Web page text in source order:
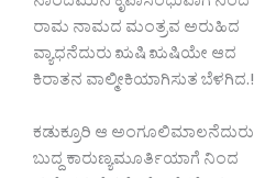
ರಾಮ ನಾಮದ ಮಂತ್ರವ ಅರುಹಿದ
ವ್ಯಾಧನೆದುರು ಋಷಿ ಋಷಿಯೇ ಆದ
ಕಿರಾತನ ವಾಲ್ಮೀಕಿಯಾಗಿಸುತ ಬೆಳಗಿದ.!
ಕಡುಕ್ರೂರಿ ಆ ಅಂಗೂಲಿಮಾಲನೆದುರು
ಬುದ್ದ ಕಾರುಣ್ಯಮೂರ್ತಿಯಾಗೆ ನಿಂದ